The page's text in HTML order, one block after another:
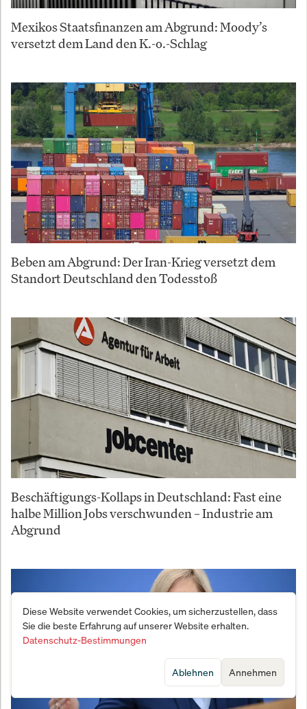
Mexikos Staatsfinanzen am Abgrund: Moody’s
versetzt dem Land den K.-o.-Schlag
Beben am Abgrund: Der Iran-Krieg versetzt dem
Standort Deutschland den Todesstoß
Beschäftigungs-Kollaps in Deutschland: Fast eine
halbe Million Jobs verschwunden – Industrie am
Abgrund
Diese Website verwendet Cookies, um sicherzustellen, dass
Sie die beste Erfahrung auf unserer Website erhalten.
Datenschutz-Bestimmungen
Annehmen
Ablehnen